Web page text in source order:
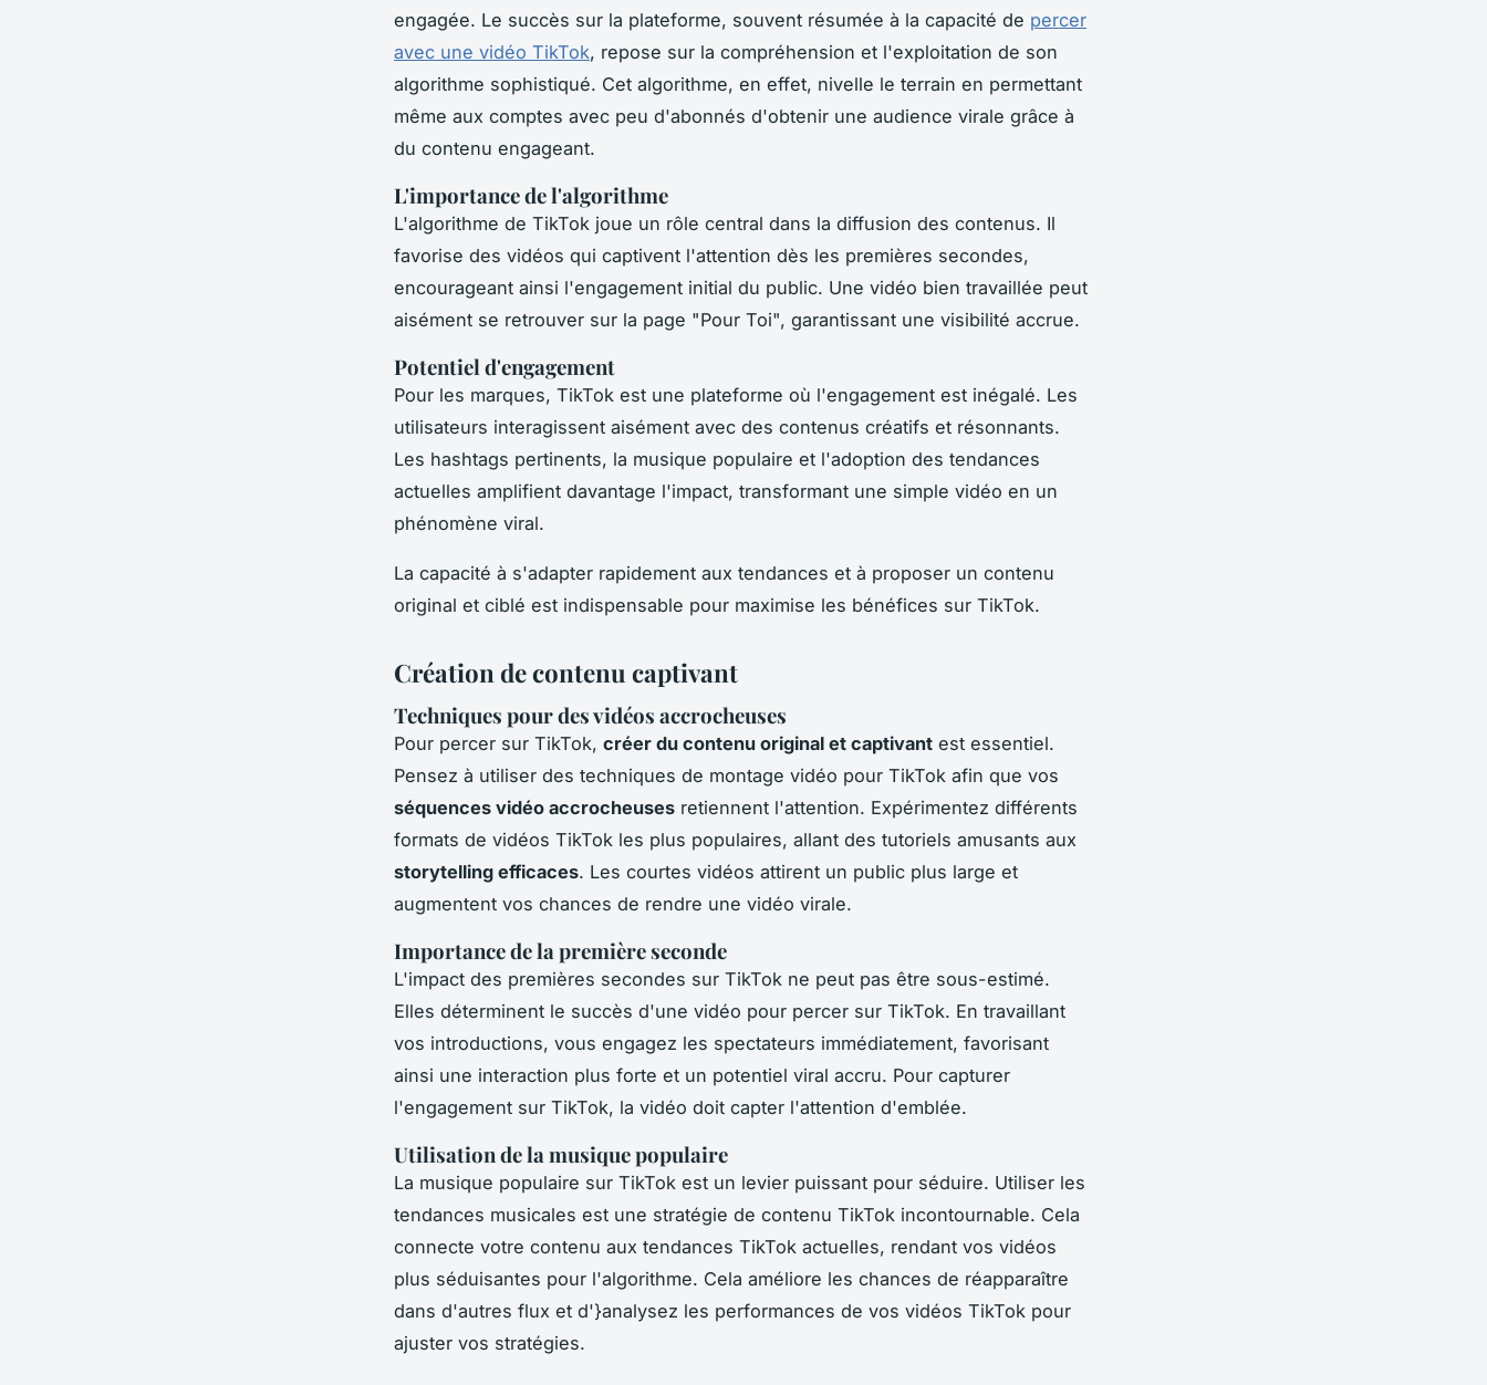
engagée. Le succès sur la plateforme, souvent résumée à la capacité de percer
avec une vidéo TikTok, repose sur la compréhension et l'exploitation de son
algorithme sophistiqué. Cet algorithme, en effet, nivelle le terrain en permettant
même aux comptes avec peu d'abonnés d'obtenir une audience virale grâce à
du contenu engageant.
L'importance de l'algorithme
L'algorithme de TikTok joue un rôle central dans la diffusion des contenus. Il
favorise des vidéos qui captivent l'attention dès les premières secondes,
encourageant ainsi l'engagement initial du public. Une vidéo bien travaillée peut
aisément se retrouver sur la page "Pour Toi", garantissant une visibilité accrue.
Potentiel d'engagement
Pour les marques, TikTok est une plateforme où l'engagement est inégalé. Les
utilisateurs interagissent aisément avec des contenus créatifs et résonnants.
Les hashtags pertinents, la musique populaire et l'adoption des tendances
actuelles amplifient davantage l'impact, transformant une simple vidéo en un
phénomène viral.
La capacité à s'adapter rapidement aux tendances et à proposer un contenu
original et ciblé est indispensable pour maximise les bénéfices sur TikTok.
Création de contenu captivant
Techniques pour des vidéos accrocheuses
Pour percer sur TikTok, créer du contenu original et captivant est essentiel.
Pensez à utiliser des techniques de montage vidéo pour TikTok afin que vos
séquences vidéo accrocheuses retiennent l'attention. Expérimentez différents
formats de vidéos TikTok les plus populaires, allant des tutoriels amusants aux
storytelling efficaces. Les courtes vidéos attirent un public plus large et
augmentent vos chances de rendre une vidéo virale.
Importance de la première seconde
L'impact des premières secondes sur TikTok ne peut pas être sous-estimé.
Elles déterminent le succès d'une vidéo pour percer sur TikTok. En travaillant
vos introductions, vous engagez les spectateurs immédiatement, favorisant
ainsi une interaction plus forte et un potentiel viral accru. Pour capturer
l'engagement sur TikTok, la vidéo doit capter l'attention d'emblée.
Utilisation de la musique populaire
La musique populaire sur TikTok est un levier puissant pour séduire. Utiliser les
tendances musicales est une stratégie de contenu TikTok incontournable. Cela
connecte votre contenu aux tendances TikTok actuelles, rendant vos vidéos
plus séduisantes pour l'algorithme. Cela améliore les chances de réapparaître
dans d'autres flux et d'}analysez les performances de vos vidéos TikTok pour
ajuster vos stratégies.